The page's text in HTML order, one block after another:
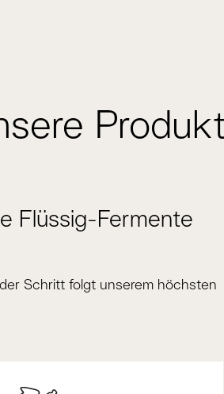
Flüssig-Fermente
Schritt folgt unserem höchsten